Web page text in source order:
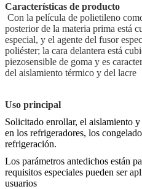
Características de producto
Con la película de polietileno
posterior de la materia prima está
especial, y el agente del fusor
poliéster; la cara delantera está
piezosensible de goma y es
del aislamiento térmico y del lacre
Uso principal
Solicitado enrollar, el aislamiento
en los refrigeradores, los
refrigeración.
Los parámetros antedichos están
requisitos especiales pueden ser
usuarios